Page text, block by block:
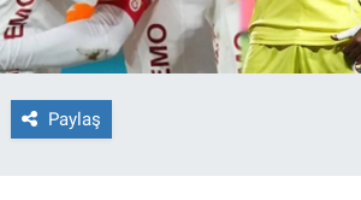
Paylaş